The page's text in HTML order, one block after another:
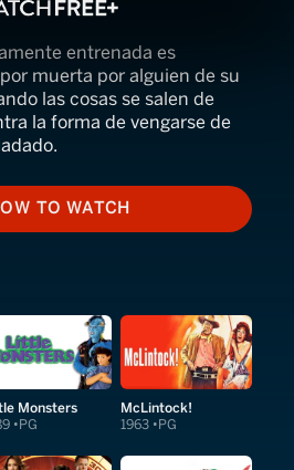
entrenada es
muerta por alguien de su
las cosas se salen de
la forma de vengarse de
HOW TO WATCH
TO WATCH
Monsters
PG
McLintock!
1963 PG